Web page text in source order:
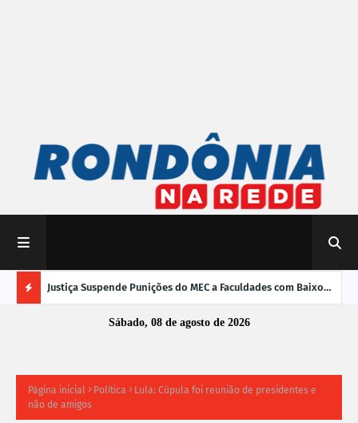
Justiça Suspende Punições do MEC a Faculdades com Baixo
Desempenho no EnamedSábado, 08 de agosto de 2026
Página inicial Política
Lula: Cúpula foi reunião de presidentes e
não de amigos